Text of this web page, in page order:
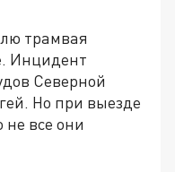
трамвая
Инцидент
Северной
Но при выезде
не все они